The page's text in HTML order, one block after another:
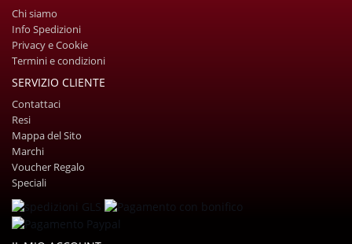
Chi siamo
Info Spedizioni
Privacy e Cookie
Termini e condizioni
SERVIZIO CLIENTE
Contattaci
Resi
Mappa del Sito
Marchi
Voucher Regalo
Speciali